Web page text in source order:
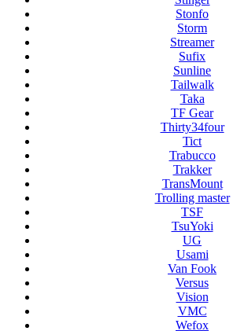
Stonfo
Storm
Streamer
Sufix
Sunline
Tailwalk
Taka
TF Gear
Thirty34four
Tict
Trabucco
Trakker
TransMount
Trolling master
TSF
TsuYoki
UG
Usami
Van Fook
Versus
Vision
VMC
Wefox